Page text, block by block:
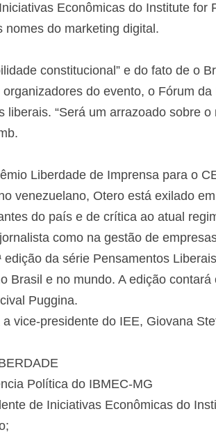
Econômicas do Institute for
nomes do marketing digital.
constitucional” e do fato de o
do evento, o Fórum
“Será um arrazoado sobre
Liberdade de Imprensa para o
venezuelano, Otero está exilado
do país e de crítica ao atual
como na gestão de
da série Pensamentos
Brasil e no mundo. A edição
Puggina.
vice-presidente do IEE, Giovana
Política do IBMEC-MG
de Iniciativas Econômicas do